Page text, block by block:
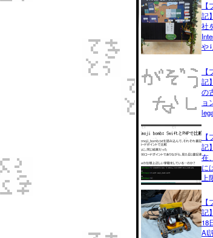
記
社
や
記
の
ョ
記
在
に
上
記
18
AI